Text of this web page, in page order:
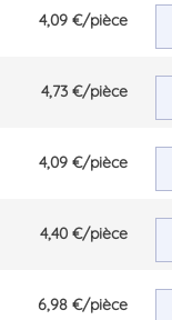
4,09 €/pièce
4,73 €/pièce
4,09 €/pièce
4,40 €/pièce
6,98 €/pièce